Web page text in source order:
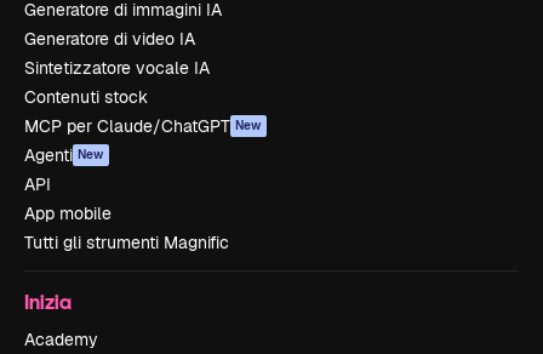
Generatore di immagini IA
Generatore di video IA
Sintetizzatore vocale IA
Contenuti stock
MCP per Claude/ChatGPT New
Agenti New
API
App mobile
Tutti gli strumenti Magnific
Inizia
Academy